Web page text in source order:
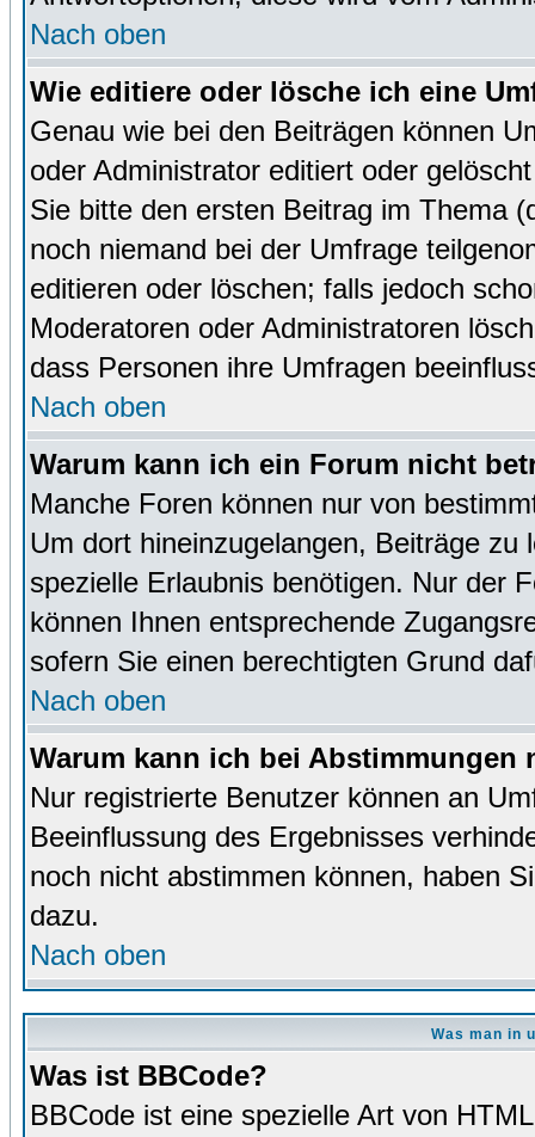
Nach oben
Wie editiere oder lösche ich eine
Genau wie bei den Beiträgen können
oder Administrator editiert oder
Sie bitte den ersten Beitrag im Thema
noch niemand bei der Umfrage
editieren oder löschen; falls jedoch
Moderatoren oder Administratoren
dass Personen ihre Umfragen
Nach oben
Warum kann ich ein Forum nicht
Manche Foren können nur von
Um dort hineinzugelangen, Beiträge
spezielle Erlaubnis benötigen. Nur der
können Ihnen entsprechende
sofern Sie einen berechtigten Grund
Nach oben
Warum kann ich bei Abstimmungen
Nur registrierte Benutzer können an
Beeinflussung des Ergebnisses
noch nicht abstimmen können, haben
dazu.
Nach oben
Was man in
Was ist BBCode?
BBCode ist eine spezielle Art von